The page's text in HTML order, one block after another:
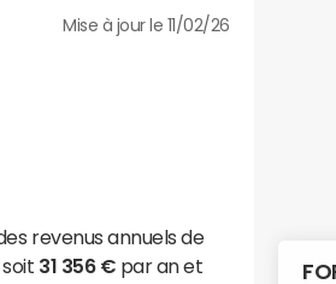
Mise à jour le 11/02/26
revenus annuels de
31 356 € par an et